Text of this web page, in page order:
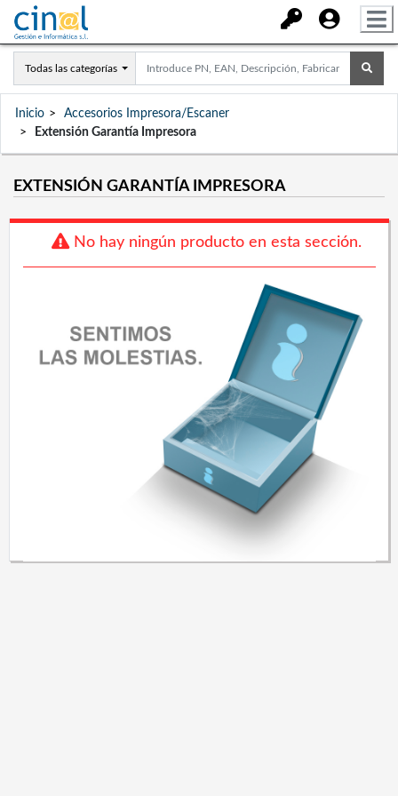
Todas las categorías
Inicio
Accesorios Impresora/Escaner
Extensión Garantía Impresora
EXTENSIÓN GARANTÍA IMPRESORA
No hay ningún producto en esta sección.